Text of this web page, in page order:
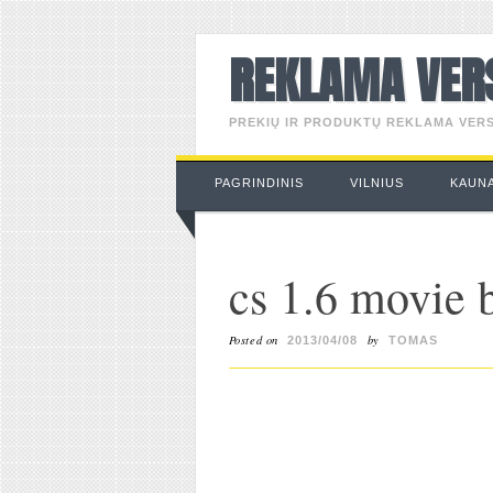
REKLAMA
PREKIŲ IR PRODUKTŲ REKLAMA
Main menu
Skip
content
PAGRINDINIS VILNIUS
cs 1.6 movie
Posted on 2013/04/08 by TOMAS